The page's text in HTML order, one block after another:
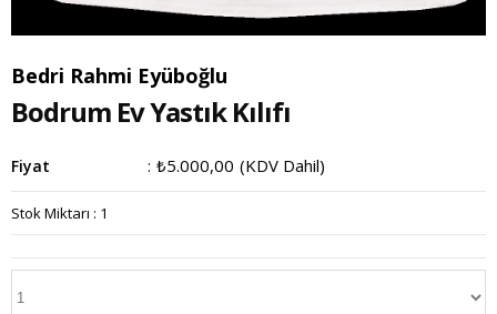
Bedri Rahmi Eyüboğlu
Bodrum Ev Yastık Kılıfı
Fiyat : ₺5.000,00 (KDV Dahil)
Stok Miktarı : 1